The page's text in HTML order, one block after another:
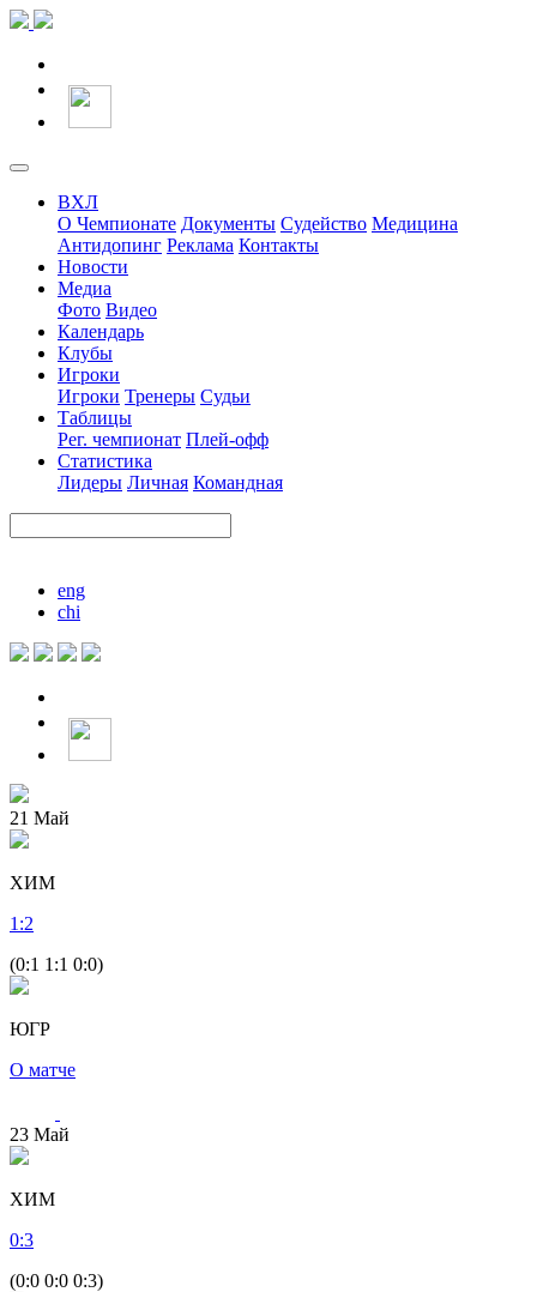
ВХЛ
О Чемпионате Документы Судейство Медицина
Антидопинг Реклама Контакты
Новости
Медиа
Фото Видео
Календарь
Клубы
Игроки
Игроки Тренеры Судьи
Таблицы
Рег. чемпионат Плей-офф
Статистика
Лидеры Личная Командная
eng
chi
21 Май
ХИМ
1 :2
(0:1 1:1 0:0)
ЮГР
О матче
23 Май
ХИМ
0:3
(0:0 0:0 0:3)